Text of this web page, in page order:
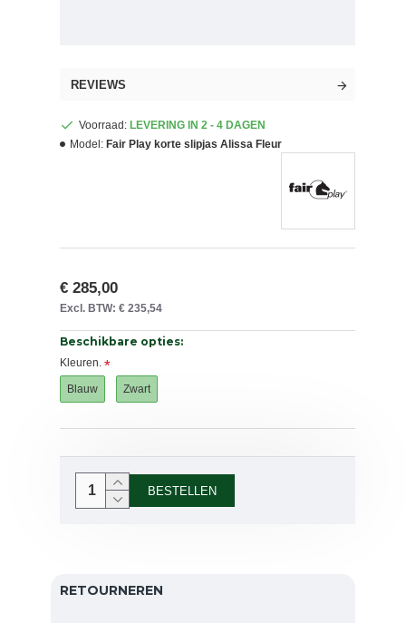
REVIEWS
Voorraad: LEVERING IN 2 - 4 DAGEN
Model: Fair Play korte slipjas Alissa Fleur
€ 285,00
Excl. BTW: € 235,54
Beschikbare opties:
Kleuren.
Blauw Zwart
BESTELLEN
RETOURNEREN